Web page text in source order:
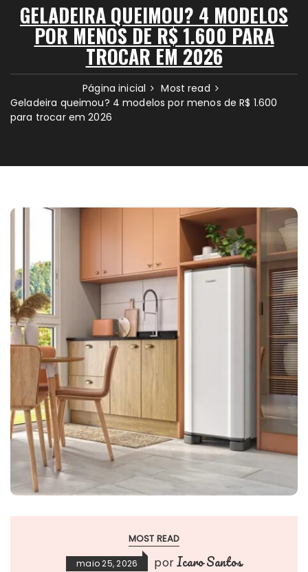
GELADEIRA QUEIMOU? 4 MODELOS
POR MENOS DE R$ 1.600 PARA
TROCAR EM 2026
Página inicial
Most read
Geladeira queimou? 4 modelos por menos de R$ 1.600
para trocar em 2026
MOST READ
maio 25, 2026 porIcaro Santos